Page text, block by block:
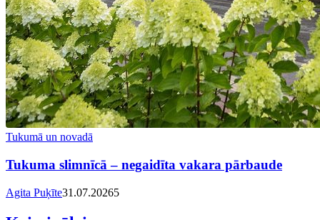
Tukumā un novadā
Tukuma slimnīcā – negaidīta vakara pārbaude
Agita Puķīte31.07.20265